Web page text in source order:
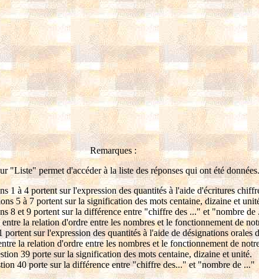
Remarques :
"Liste" permet d'accéder à la liste des réponses qui ont été données.
1 à 4 portent sur l'expression des quantités à l'aide d'écritures
5 à 7 portent sur la signification des mots centaine, dizaine et
8 et 9 portent sur la différence entre "chiffre des ..." et "nombre de
la relation d'ordre entre les nombres et le fonctionnement de
portent sur l'expression des quantités à l'aide de désignations orales
la relation d'ordre entre les nombres et le fonctionnement de
39 porte sur la signification des mots centaine, dizaine et unité.
40 porte sur la différence entre "chiffre des..." et "nombre de ..."